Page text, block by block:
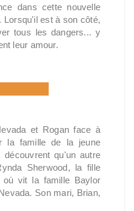
dans cette nouvelle
Lorsqu'il est à son côté,
tous les dangers... y
leur amour.
et Rogan face à
la famille de la jeune
qu'un autre
Sherwood, la fille
vit la famille Baylor
Son mari, Brian,